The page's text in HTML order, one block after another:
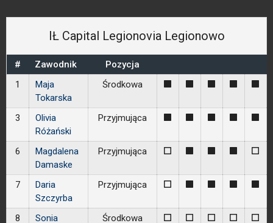
IŁ Capital Legionovia Legionowo
# Zawodnik Pozycja
1
Maja
Tokarska
Środkowa
3
Olivia
Różański
Przyjmująca
6
Magdalena
Damaske
Przyjmująca 0 0
7
Daria
Szczyrba
Przyjmująca 0
8
Sonia
Środkowa 0 0 0 0 0